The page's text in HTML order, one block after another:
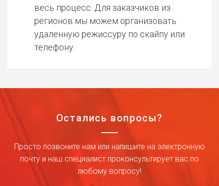
весь процесс. Для заказчиков из
регионов мы можем организовать
удаленную режиссуру по скайпу или
телефону.
Остались вопросы?
Просто позвоните нам или напишите на электронную
почту и наш специалист проконсультирует вас по
любому вопросу!